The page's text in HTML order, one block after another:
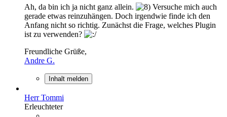
Ah, da bin ich ja nicht ganz allein.
Versuche mich auch
gerade etwas reinzuhängen. Doch irgendwie finde ich den
Anfang nicht so richtig. Zunächst die Frage, welches Plugin
ist zu verwenden?
Freundliche Grüße,
Andre G.
Inhalt melden
Herr Tommi
Erleuchteter